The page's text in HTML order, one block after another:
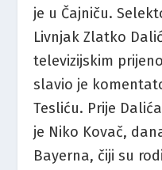
je u Čajniču.
Livnjak Zlatko
televizijskim
slavio je
Tesliću. Prije
je Niko Kovač,
Bayerna, čiji su